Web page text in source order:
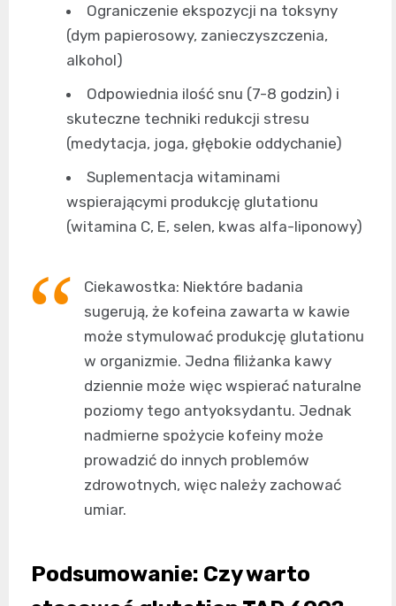
Ograniczenie ekspozycji na toksyny
(dym papierosowy, zanieczyszczenia,
alkohol)
Odpowiednia ilość snu (7-8 godzin) i
skuteczne techniki redukcji stresu
(medytacja, joga, głębokie oddychanie)
Suplementacja witaminami
wspierającymi produkcję glutationu
(witamina C, E, selen, kwas alfa-liponowy)
Ciekawostka: Niektóre badania
sugerują, że kofeina zawarta w kawie
może stymulować produkcję glutationu
w organizmie. Jedna filiżanka kawy
dziennie może więc wspierać naturalne
poziomy tego antyoksydantu. Jednak
nadmierne spożycie kofeiny może
prowadzić do innych problemów
zdrowotnych, więc należy zachować
umiar.
Podsumowanie: Czy warto